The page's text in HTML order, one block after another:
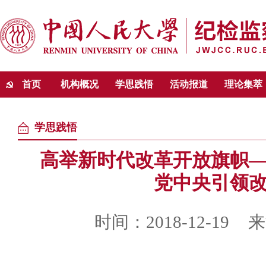
首页 机构概况 学思践悟 活动报道 理论集萃
学思践悟
高举新时代改革开放旗
党中央引领
时间：2018-12-19